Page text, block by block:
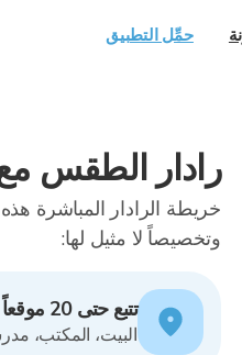
رادار الطقس مع
وتخصيصاً لا مثيل لها:
تتبع حتى 20 موقعاً
البيت، المكتب،
حمِّل التطبيق